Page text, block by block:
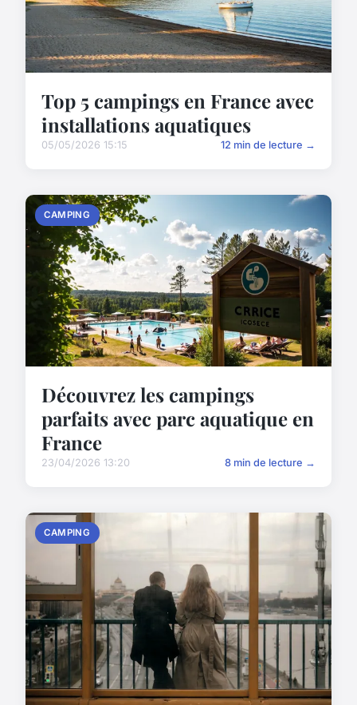
Top 5 campings en France avec
installations aquatiques
05/05/2026 15:15 12 min de lecture →
CAMPING
Découvrez les campings
parfaits avec parc aquatique en
France
23/04/2026 13:20 8 min de lecture →
CAMPING